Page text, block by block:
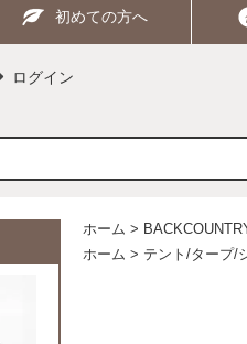
初めての方へ
ログイン
ホーム >
ホーム > テント/タープ/